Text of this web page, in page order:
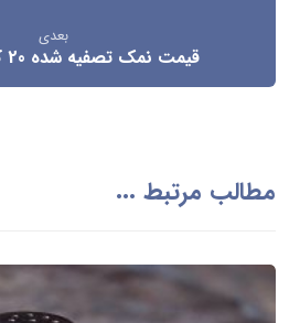
بعدی
قیمت نمک تصفیه شده 20 کیلویی شوران
مطالب مرتبط ...